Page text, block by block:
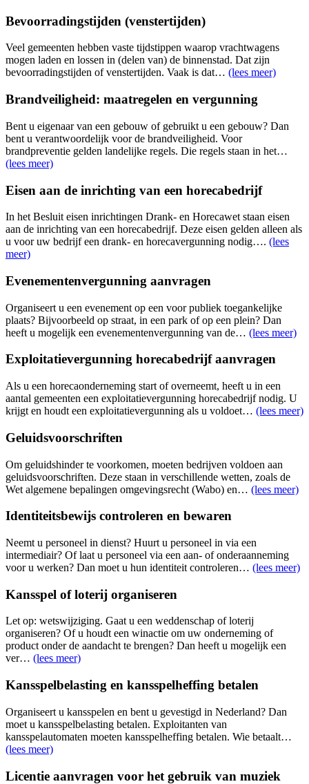
Bevoorradingstijden (venstertijden)
Veel gemeenten hebben vaste tijdstippen waarop vrachtwagens
mogen laden en lossen in (delen van) de binnenstad. Dat zijn
bevoorradingstijden of venstertijden. Vaak is dat… (lees meer)
Brandveiligheid: maatregelen en vergunning
Bent u eigenaar van een gebouw of gebruikt u een gebouw? Dan
bent u verantwoordelijk voor de brandveiligheid. Voor
brandpreventie gelden landelijke regels. Die regels staan in het…
(lees meer)
Eisen aan de inrichting van een horecabedrijf
In het Besluit eisen inrichtingen Drank- en Horecawet staan eisen
aan de inrichting van een horecabedrijf. Deze eisen gelden alleen als
u voor uw bedrijf een drank- en horecavergunning nodig…. (lees
meer)
Evenementenvergunning aanvragen
Organiseert u een evenement op een voor publiek toegankelijke
plaats? Bijvoorbeeld op straat, in een park of op een plein? Dan
heeft u mogelijk een evenementenvergunning van de… (lees meer)
Exploitatievergunning horecabedrijf aanvragen
Als u een horecaonderneming start of overneemt, heeft u in een
aantal gemeenten een exploitatievergunning horecabedrijf nodig. U
krijgt en houdt een exploitatievergunning als u voldoet… (lees meer)
Geluidsvoorschriften
Om geluidshinder te voorkomen, moeten bedrijven voldoen aan
geluidsvoorschriften. Deze staan in verschillende wetten, zoals de
Wet algemene bepalingen omgevingsrecht (Wabo) en… (lees meer)
Identiteitsbewijs controleren en bewaren
Neemt u personeel in dienst? Huurt u personeel in via een
intermediair? Of laat u personeel via een aan- of onderaanneming
voor u werken? Dan moet u hun identiteit controleren… (lees meer)
Kansspel of loterij organiseren
Let op: wetswijziging. Gaat u een weddenschap of loterij
organiseren? Of u houdt een winactie om uw onderneming of
product onder de aandacht te brengen? Dan heeft u mogelijk een
ver… (lees meer)
Kansspelbelasting en kansspelheffing betalen
Organiseert u kansspelen en bent u gevestigd in Nederland? Dan
moet u kansspelbelasting betalen. Exploitanten van
kansspelautomaten moeten kansspelheffing betalen. Wie betaalt…
(lees meer)
Licentie aanvragen voor het gebruik van muziek